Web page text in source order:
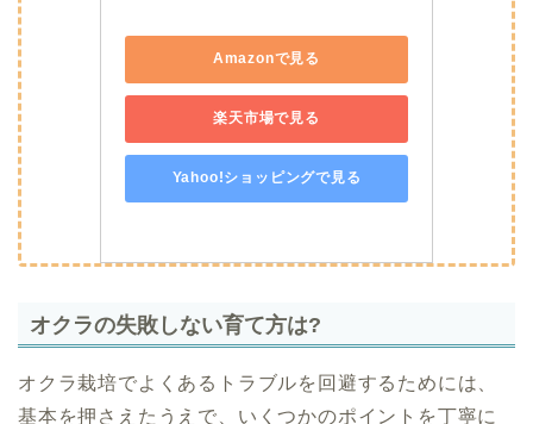
Amazonで見る
楽天市場で見る
Yahoo!ショッピングで見る
オクラの失敗しない育て方は?
オクラ栽培でよくあるトラブルを回避するためには、
基本を押さえたうえで、いくつかのポイントを丁寧に